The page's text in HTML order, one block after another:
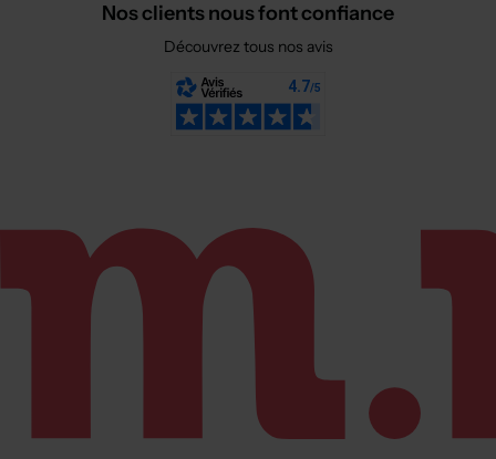
Nos clients nous font confiance
Découvrez tous nos avis